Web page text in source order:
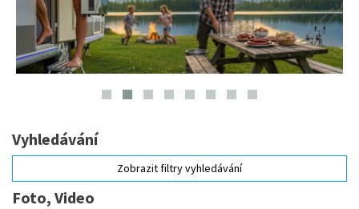
Vyhledávání
Zobrazit filtry vyhledávání
Foto, Video